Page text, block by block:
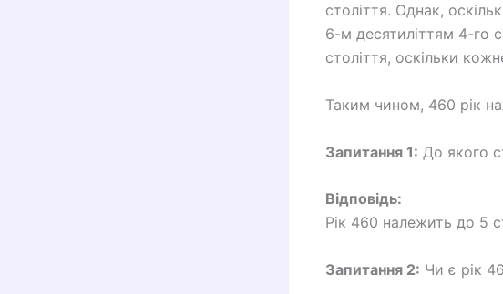
століття. Однак,
6-м десятиліттям 4-го
століття, оскільки
Таким чином, 460 рік
Запитання 1: До якого
Відповідь:
Рік 460 належить до 5
Запитання 2: Чи є рік